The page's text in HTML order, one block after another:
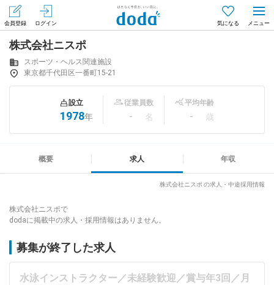
会員登録 ログイン 気になる
会員登録（無料）
はじめてdodaをご利用される方へ
求人を紹介してもらう
専門サイト
株式会社ニスポ
スポーツ・ヘルス関連施設
東京都千代田区一番町15-21
設立
1978年
従業員数
- 名
平均年齢
- 歳
概要 求人 年収
株式会社ニスポ の求人・中途採用情報
株式会社ニスポで
dodaに掲載中の求人・採用情報はありません。
募集が終了した求人
水泳インストラクター／未経験歓迎／賞与年3回／月